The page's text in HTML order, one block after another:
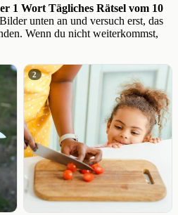
1 Wort Tägliches Rätsel vom 10
unten an und versuch erst, das
Wenn du nicht weiterkommst,
2